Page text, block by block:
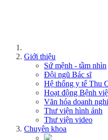
Giới thiệu
Sứ mệnh - tầm nhìn
Đội ngũ Bác sĩ
Hệ thống y tế Thu
Hoạt động Bệnh
Văn hóa doanh
Thư viện hình ảnh
Thư viện video
Chuyên khoa